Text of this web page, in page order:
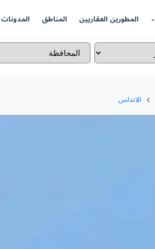
المطورين العقاريين المناطق المدونات
الاندلس